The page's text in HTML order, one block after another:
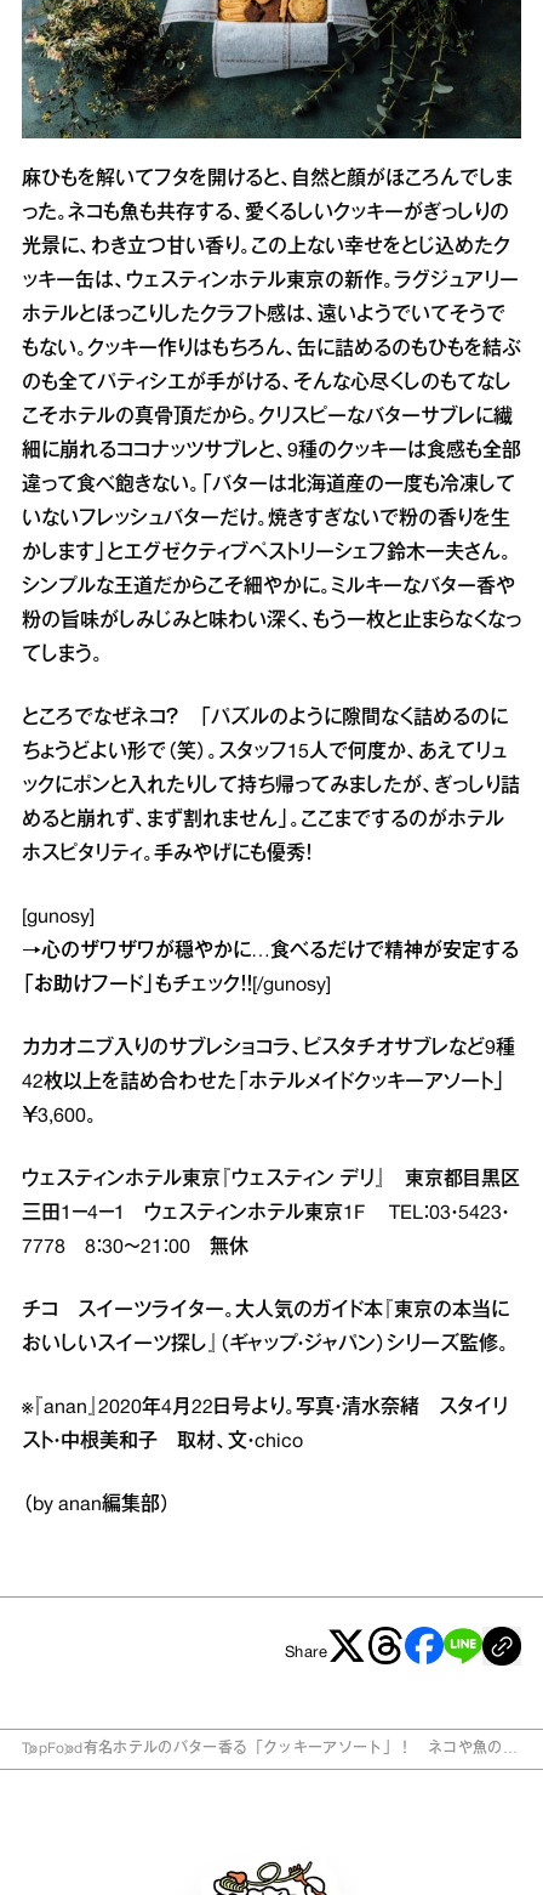
麻ひもを解いてフタを開けると、自然と顔がほころんでしま
った。ネコも魚も共存する、愛くるしいクッキーがぎっしりの
光景に、わき立つ甘い香り。この上ない幸せをとじ込めたク
ッキー缶は、ウェスティンホテル東京の新作。ラグジュアリー
ホテルとほっこりしたクラフト感は、遠いようでいてそうで
もない。クッキー作りはもちろん、缶に詰めるのもひもを結ぶ
のも全てパティシエが手がける、そんな心尽くしのもてなし
こそホテルの真骨頂だから。クリスピーなバターサブレに繊
細に崩れるココナッツサブレと、9種のクッキーは食感も全部
違って食べ飽きない。「バターは北海道産の一度も冷凍して
いないフレッシュバターだけ。焼きすぎないで粉の香りを生
かします」とエグゼクティブペストリーシェフ鈴木一夫さん。
シンプルな王道だからこそ細やかに。ミルキーなバター香や
粉の旨味がしみじみと味わい深く、もう一枚と止まらなくなっ
てしまう。
ところでなぜネコ？ 「パズルのように隙間なく詰めるのに
ちょうどよい形で（笑）。スタッフ15人で何度か、あえてリュ
ックにポンと入れたりして持ち帰ってみましたが、ぎっしり詰
めると崩れず、まず割れません」。ここまでするのがホテル
ホスピタリティ。手みやげにも優秀！
[gunosy]
→心のザワザワが穏やかに…食べるだけで精神が安定する
「お助けフード」 もチェック！！[/gunosy]
カカオニブ入りのサブレショコラ、ピスタチオサブレなど9種
42枚以上を詰め合わせた「ホテルメイドクッキーアソート」
￥3,600。
ウェスティンホテル東京『ウェスティン デリ』 東京都目黒区
三田1－4－1 ウェスティンホテル東京1F TEL：03・5423・
7778 8：30～21：00 無休
チコ スイーツライター。大人気のガイド本『東京の本当に
おいしいスイーツ探し』（ギャップ・ジャパン）シリーズ監修。
※『anan』2020年4月22日号より。写真・清水奈緒 スタイリ
スト・中根美和子 取材、文・chico
（by anan編集部）
Share
TopFood有名ホテルのバター香る「クッキーアソート」！ ネコや魚の形